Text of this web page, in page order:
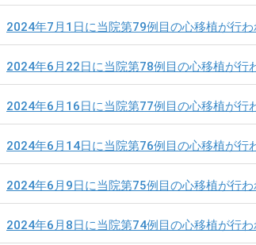
2024年7月1日に当院第79例目の心移植が行わ
2024年6月22日に当院第78例目の心移植が行
2024年6月16日に当院第77例目の心移植が行
2024年6月14日に当院第76例目の心移植が行
2024年6月9日に当院第75例目の心移植が行わ
2024年6月8日に当院第74例目の心移植が行わ